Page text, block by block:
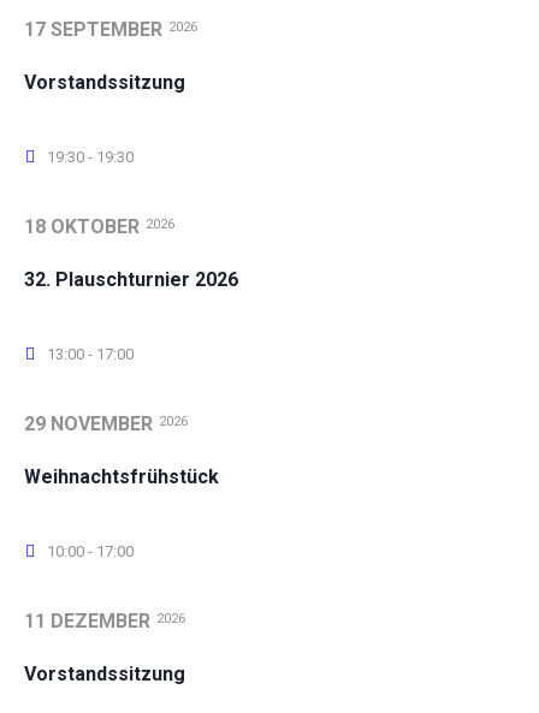
17 SEPTEMBER 2026
Vorstandssitzung
19:30 - 19:30
18 OKTOBER 2026
32. Plauschturnier 2026
13:00 - 17:00
29 NOVEMBER 2026
Weihnachtsfrühstück
10:00 - 17:00
11 DEZEMBER 2026
Vorstandssitzung